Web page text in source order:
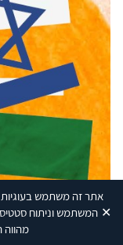
אתר זה משתמש בעוגיות
המשתמש וניתוח
מהווה
✕